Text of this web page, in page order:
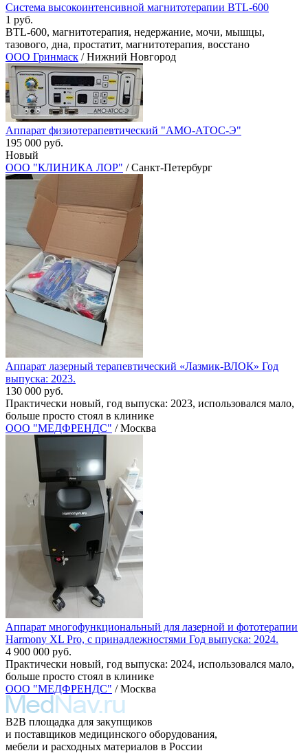
Система высокоинтенсивной магнитотерапии BTL-600
1 руб.
BTL-600, магнитотерапия, недержание, мочи, мышцы,
тазового, дна, простатит, магнитотерапия, восстано
ООО Гринмаск / Нижний Новгород
Аппарат физиотерапевтический "АМО-АТОС-Э"
195 000 руб.
Новый
ООО "КЛИНИКА ЛОР" / Санкт-Петербург
Аппарат лазерный терапевтический «Лазмик-ВЛОК» Год
выпуска: 2023.
130 000 руб.
Практически новый, год выпуска: 2023, использовался мало,
больше просто стоял в клинике
ООО "МЕДФРЕНДС" / Москва
Аппарат многофункциональный для лазерной и фототерапии
Harmony XL Pro, с принадлежностями Год выпуска: 2024.
4 900 000 руб.
Практически новый, год выпуска: 2024, использовался мало,
больше просто стоял в клинике
ООО "МЕДФРЕНДС" / Москва
B2B площадка для закупщиков
и поставщиков медицинского оборудования,
мебели и расходных материалов в России